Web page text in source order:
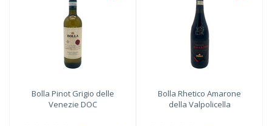
Bolla Pinot Grigio delle
Venezie DOC
Bolla Rhetico Amarone
della Valpolicella